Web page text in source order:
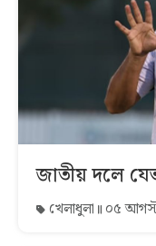
জাতীয় দলে
খেলাধুলা ০৫